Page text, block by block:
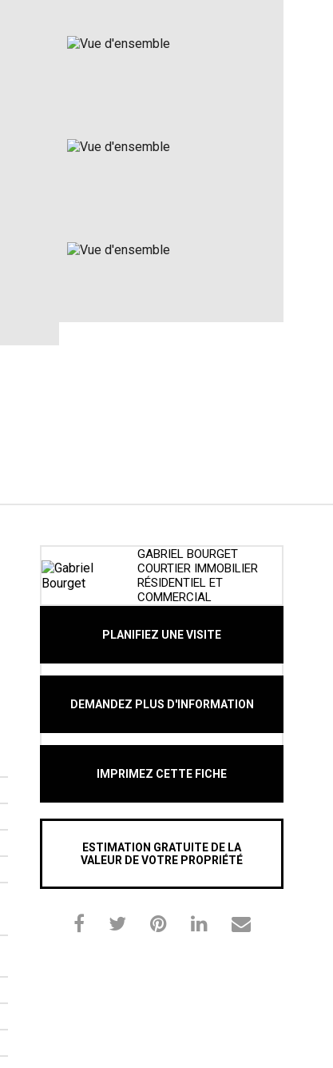
GABRIEL BOURGET
COURTIER IMMOBILIER
RÉSIDENTIEL ET
COMMERCIAL
PLANIFIEZ UNE VISITE
DEMANDEZ PLUS D'INFORMATION
IMPRIMEZ CETTE FICHE
ESTIMATION GRATUITE DE LA
VALEUR DE VOTRE PROPRIÉTÉ